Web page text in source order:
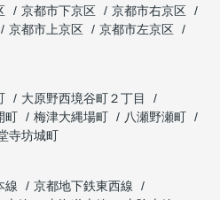
京都市下京区
京都市右京区
京都市上京区
京都市左京区
大原野西境谷町２丁目
町 梅津大縄場町
八瀬野瀬町
寺坊城町
線
京都地下鉄東西線